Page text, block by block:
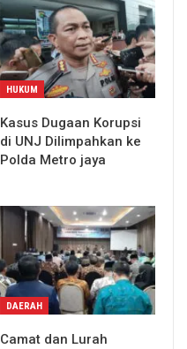
HUKUM
Kasus Dugaan Korupsi
di UNJ Dilimpahkan ke
Polda Metro jaya
DAERAH
Camat dan Lurah